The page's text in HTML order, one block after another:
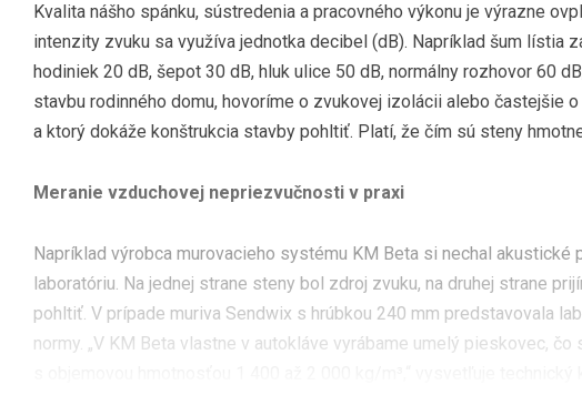
Kvalita nášho spánku, sústredenia a pracovného výkonu je výrazne
intenzity zvuku sa využíva jednotka decibel (dB). Napríklad šum lístia
hodiniek 20 dB, šepot 30 dB, hluk ulice 50 dB, normálny rozhovor 60
stavbu rodinného domu, hovoríme o zvukovej izolácii alebo častejšie
a ktorý dokáže konštrukcia stavby pohltiť. Platí, že čím sú steny
Meranie vzduchovej nepriezvučnosti v praxi
Napríklad výrobca murovacieho systému KM Beta si nechal
laboratóriu. Na jednej strane steny bol zdroj zvuku, na druhej strane
pohltiť. V prípade muriva Sendwix s hrúbkou 240 mm predstavovala
normy. „V KM Beta vlastne v autokláve vyrábame umelý pieskovec,